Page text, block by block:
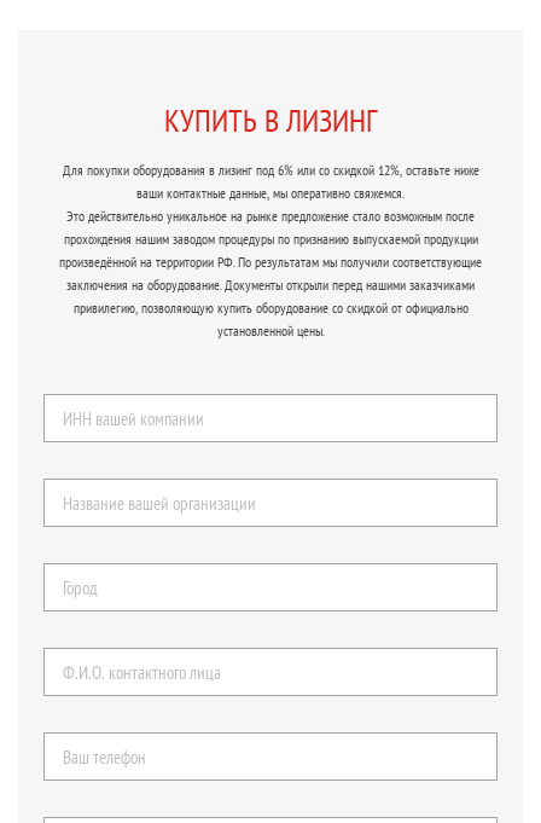
КУПИТЬ В ЛИЗИНГ
Для покупки оборудования в лизинг под 6% или со скидкой 12%, оставьте ниже
ваши контактные данные, мы оперативно свяжемся.
Это действительно уникальное на рынке предложение стало возможным после
прохождения нашим заводом процедуры по признанию выпускаемой продукции
произведённой на территории РФ. По результатам мы получили соответствующие
заключения на оборудование. Документы открыли перед нашими заказчиками
привилегию, позволяющую купить оборудование со скидкой от официально
установленной цены.